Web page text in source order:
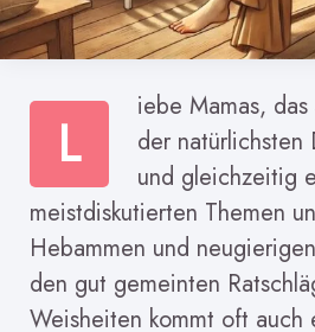
L
iebe Mamas,
der
und gleichzeitig
meistdiskutierten Themen
Hebammen und
den gut gemeinten
Weisheiten kommt oft auch